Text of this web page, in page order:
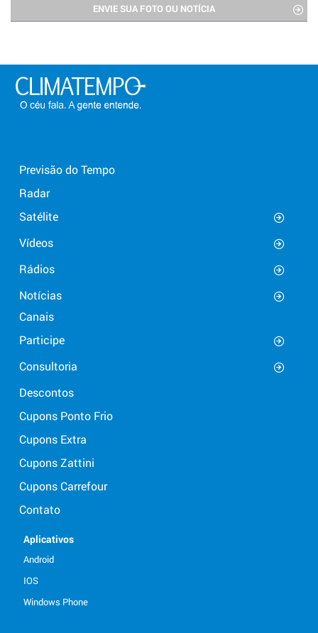
ENVIE SUA FOTO OU NOTÍCIA
Previsão do Tempo
Radar
Satélite
Vídeos
Rádios
Notícias
Canais
Participe
Consultoria
Descontos
Cupons Ponto Frio
Cupons Extra
Cupons Zattini
Cupons Carrefour
Contato
Aplicativos
Android
IOS
Windows Phone